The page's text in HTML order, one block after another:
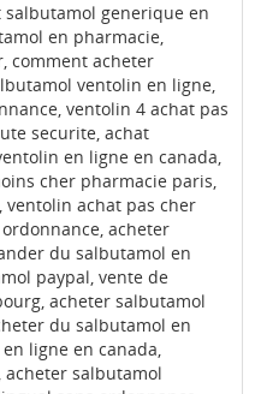
generique en
en pharmacie,
comment acheter
ventolin en ligne,
ventolin 4 achat pas
securite, achat
en ligne en canada,
cher pharmacie paris,
ventolin achat pas cher
acheter
du salbutamol en
paypal, vente de
acheter salbutamol
du salbutamol en
ligne en canada,
salbutamol